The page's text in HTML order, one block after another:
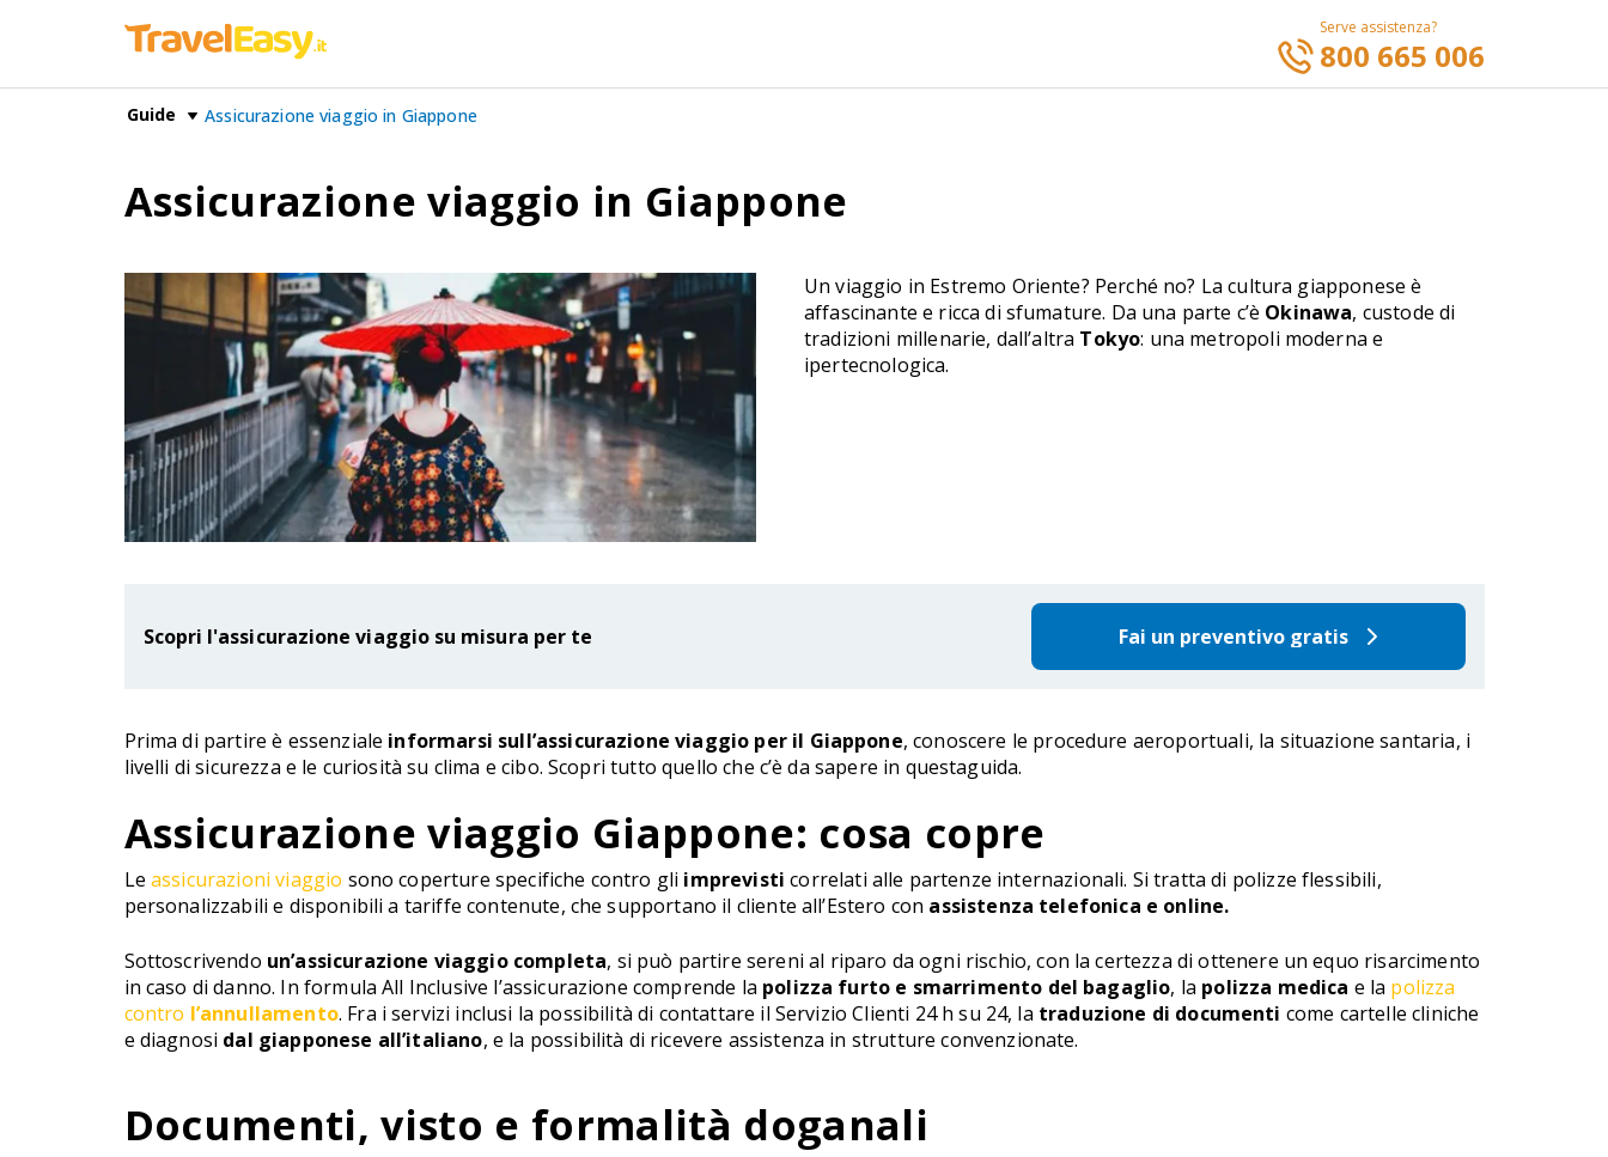
Serve assistenza?
800 665 006
Guide Assicurazione viaggio in Giappone
Assicurazione viaggio in Giappone
Un viaggio in Estremo Oriente? Perché no? La cultura giapponese è
affascinante e ricca di sfumature. Da una parte c’è Okinawa, custode di
tradizioni millenarie, dall’altra Tokyo: una metropoli moderna e
ipertecnologica.
Scopri l'assicurazione viaggio su misura per te Fai un preventivo gratis
Prima di partire è essenziale informarsi sull’assicurazione viaggio per il Giappone, conoscere le procedure aeroportuali, la situazione santaria, i
livelli di sicurezza e le curiosità su clima e cibo. Scopri tutto quello che c’è da sapere in questaguida.
Assicurazione viaggio Giappone: cosa copre
Le assicurazioni viaggio sono coperture specifiche contro gli imprevisti correlati alle partenze internazionali. Si tratta di polizze flessibili,
personalizzabili e disponibili a tariffe contenute, che supportano il cliente all’Estero con assistenza telefonica e online.
Sottoscrivendo un’assicurazione viaggio completa, si può partire sereni al riparo da ogni rischio, con la certezza di ottenere un equo risarcimento
in caso di danno. In formula All Inclusive l’assicurazione comprende la polizza furto e smarrimento del bagaglio, la polizza medica e la polizza
contro l’annullamento. Fra i servizi inclusi la possibilità di contattare il Servizio Clienti 24 h su 24, la traduzione di documenti come cartelle cliniche
e diagnosi dal giapponese all’italiano, e la possibilità di ricevere assistenza in strutture convenzionate.
Documenti, visto e formalità doganali